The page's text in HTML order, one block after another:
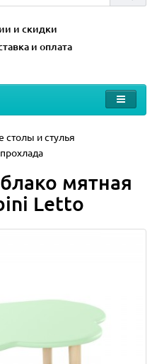
и скидки
и оплата
столы и стулья
мятная
Letto